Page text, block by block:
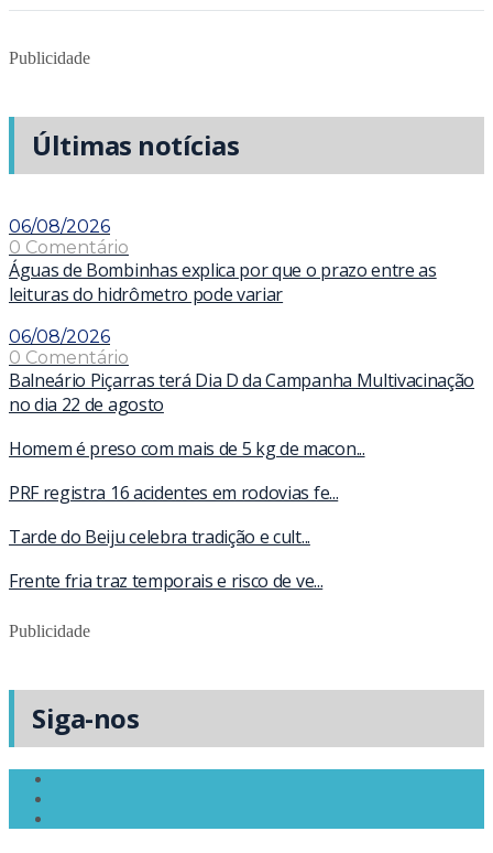
Publicidade
Últimas notícias
06/08/2026
0 Comentário
Águas de Bombinhas explica por que o prazo entre as
leituras do hidrômetro pode variar
06/08/2026
0 Comentário
Balneário Piçarras terá Dia D da Campanha Multivacinação
no dia 22 de agosto
Homem é preso com mais de 5 kg de macon...
PRF registra 16 acidentes em rodovias fe...
Tarde do Beiju celebra tradição e cult...
Frente fria traz temporais e risco de ve...
Publicidade
Siga-nos